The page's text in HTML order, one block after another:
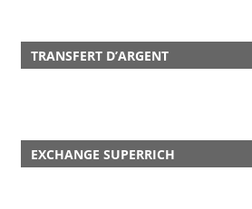
TRANSFERT D’ARGENT
EXCHANGE SUPERRICH